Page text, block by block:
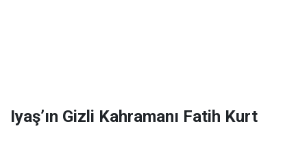
Iyaş’ın Gizli Kahramanı Fatih Kurt